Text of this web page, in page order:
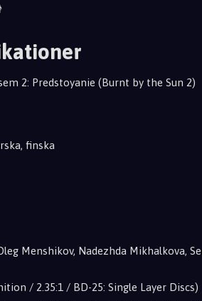
2: Predstoyanie (Burnt by the Sun 2)
finska
Menshikov, Nadezhda Mikhalkova,
/ 2.35:1 / BD-25: Single Layer Discs)